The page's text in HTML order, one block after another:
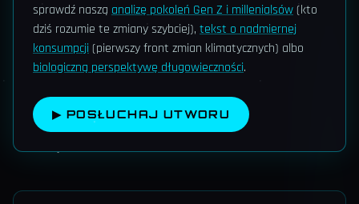
sprawdź naszą analizę pokoleń Gen Z i millenialsów (kto
dziś rozumie te zmiany szybciej), tekst o nadmiernej
konsumpcji (pierwszy front zmian klimatycznych) albo
biologiczną perspektywę długowieczności.
▶ POSŁUCHAJ UTWORU